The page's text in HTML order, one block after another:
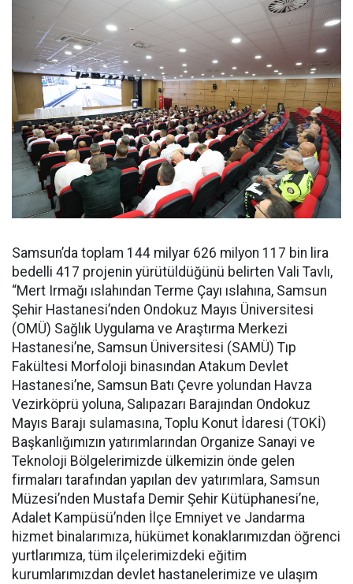
Samsun’da toplam 144 milyar 626 milyon 117 bin lira
bedelli 417 projenin yürütüldüğünü belirten Vali Tavlı,
“Mert Irmağı ıslahından Terme Çayı ıslahına, Samsun
Şehir Hastanesi’nden Ondokuz Mayıs Üniversitesi
(OMÜ) Sağlık Uygulama ve Araştırma Merkezi
Hastanesi’ne, Samsun Üniversitesi (SAMÜ) Tıp
Fakültesi Morfoloji binasından Atakum Devlet
Hastanesi’ne, Samsun Batı Çevre yolundan Havza
Vezirköprü yoluna, Salıpazarı Barajından Ondokuz
Mayıs Barajı sulamasına, Toplu Konut İdaresi (TOKİ)
Başkanlığımızın yatırımlarından Organize Sanayi ve
Teknoloji Bölgelerimizde ülkemizin önde gelen
firmaları tarafından yapılan dev yatırımlara, Samsun
Müzesi’nden Mustafa Demir Şehir Kütüphanesi’ne,
Adalet Kampüsü’nden İlçe Emniyet ve Jandarma
hizmet binalarımıza, hükümet konaklarımızdan öğrenci
yurtlarımıza, tüm ilçelerimizdeki eğitim
kurumlarımızdan devlet hastanelerimize ve ulaşım